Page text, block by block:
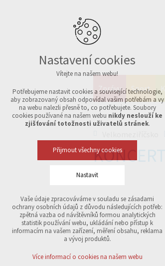
Zprávy Sport
KONCERTY
Nastavení cookies
Vítejte na našem webu!
Potřebujeme nastavit cookies a související technologie,
aby zobrazovaný obsah odpovídal vašim potřebám a vy
na webu nalezli přesně to, co potřebujete. Soubory
cookies používané na našem webu nikdy neslouží ke
zjišťování totožnosti uživatelů stránek.
Přijmout všechny cookies
Nastavit
Technická cookies
nutná pro provozování webu
udržení kontextu stránek (session): případná
přihlášení, volby jazyka, apod.
analytická pro anonymizované vyhodnocení
návštěvnosti
Vaše údaje zpracováváme v souladu se zásadami
ochrany osobních údajů z důvodu následujících potřeb:
zpětná vazba od návštěvníků formou analytických
statistik používání webu, ukládání nebo přístup k
informacím na vašem zařízení, měření obsahu, reklama
a vývoj produktů.
Více informací o cookies na našem webu